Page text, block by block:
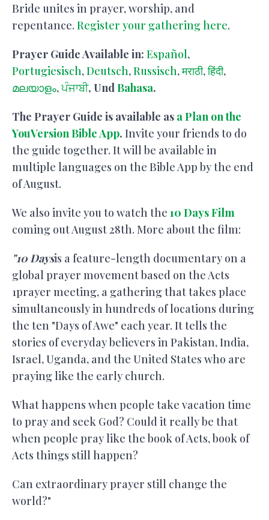
Bride unites in prayer, worship, and
repentance. Register your gathering here.
Prayer Guide Available in: Español,
Portugiesisch,Deutsch,Russisch,मराठी,हिंदी,
മലയാളം,ਪੰਜਾਬੀ, UndBahasa.
The Prayer Guide is available as a Plan on the
YouVersion Bible App. Invite your friends to do
the guide together. It will be available in
multiple languages on the Bible App by the end
of August.
We also invite you to watch the 10 Days Film
coming out August 28th. More about the film:
"10 Daysis a feature-length documentary on a
global prayer movement based on the Acts
1prayer meeting, a gathering that takes place
simultaneously in hundreds of locations during
the ten "Days of Awe" each year. It tells the
stories of everyday believers in Pakistan, India,
Israel, Uganda, and the United States who are
praying like the early church.
What happens when people take vacation time
to pray and seek God? Could it really be that
when people pray like the book of Acts, book of
Acts things still happen?
Can extraordinary prayer still change the
world?"